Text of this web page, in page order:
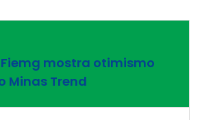
mostra otimismo
Minas Trend